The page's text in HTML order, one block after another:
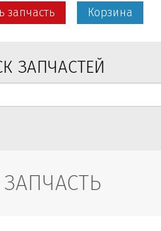
запчасть Корзина
ЗАПЧАСТЕЙ